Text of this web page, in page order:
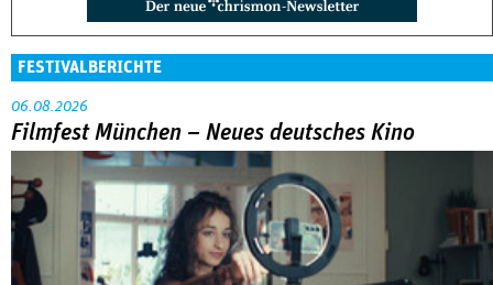
FESTIVALBERICHTE
06.08.2026
Filmfest München – Neues deutsches Kino